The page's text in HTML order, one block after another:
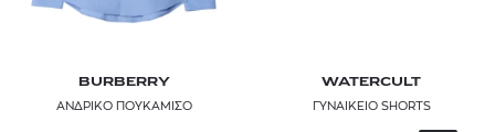
BURBERRY
ΑΝΔΡΙΚΟ ΠΟΥΚΑΜΙΣΟ
WATERCULT
ΓΥΝΑΙΚΕΙΟ SHORTS